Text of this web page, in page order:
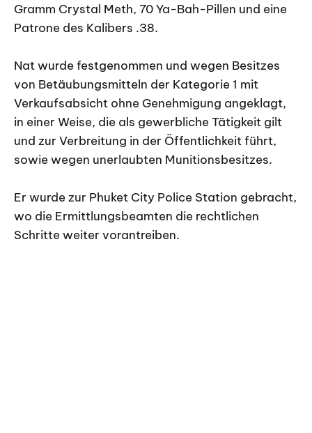
Gramm Crystal Meth, 70 Ya-Bah-Pillen und eine
Patrone des Kalibers .38.
Nat wurde festgenommen und wegen Besitzes
von Betäubungsmitteln der Kategorie 1 mit
Verkaufsabsicht ohne Genehmigung angeklagt,
in einer Weise, die als gewerbliche Tätigkeit gilt
und zur Verbreitung in der Öffentlichkeit führt,
sowie wegen unerlaubten Munitionsbesitzes.
Er wurde zur Phuket City Police Station gebracht,
wo die Ermittlungsbeamten die rechtlichen
Schritte weiter vorantreiben.